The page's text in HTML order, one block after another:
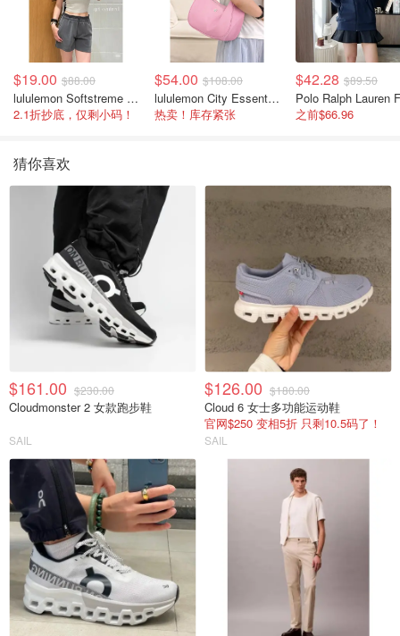
$19.00 $88.00
lululemon Softstreme 女士高腰短裤 10cm
2.1折抄底，仅剩小码！
$54.00 $108.00
lululemon City Essentials 肩背包 4L
热卖！库存紧张
$42.28 $89.50
之前$66.96
猜你喜欢
$161.00 $230.00
Cloudmonster 2 女款跑步鞋
SAIL
$126.00 $180.00
Cloud 6 女士多功能运动鞋
官网$250 变相5折 只剩10.5码了！
SAIL